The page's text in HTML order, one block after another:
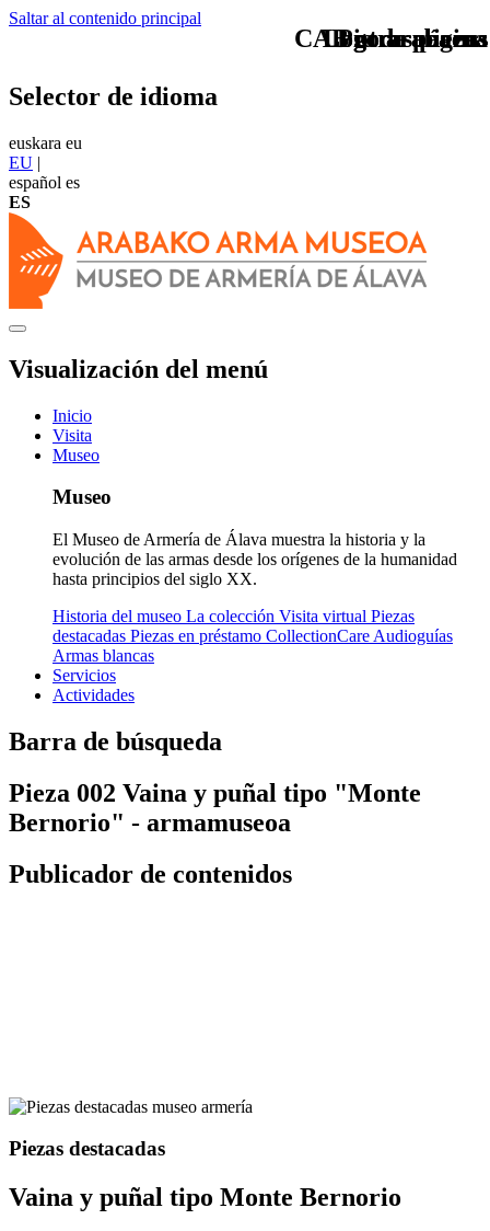
Saltar al contenido principal
Logo arabaeus
Selector de idioma
euskara eu
EU |
español es
ES
Visualización del menú
Inicio
Visita
Museo
Museo
El Museo de Armería de Álava muestra la historia y la
evolución de las armas desde los orígenes de la humanidad
hasta principios del siglo XX.
Historia del museo La colección Visita virtual Piezas
destacadas Piezas en préstamo CollectionCare Audioguías
Armas blancas
Servicios
Actividades
Barra de búsqueda
Pieza 002 Vaina y puñal tipo "Monte
Bernorio" - armamuseoa
Publicador de contenidos
Piezas destacadas
Vaina y puñal tipo Monte Bernorio
CAB otras piezas
Logo arabaeus
Pie de página